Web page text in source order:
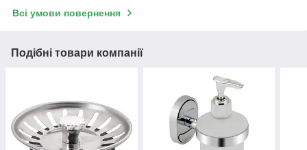
Всі умови повернення
Подібні товари компанії